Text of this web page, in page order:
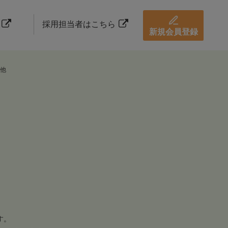
採用担当者はこちら
新規会員登録